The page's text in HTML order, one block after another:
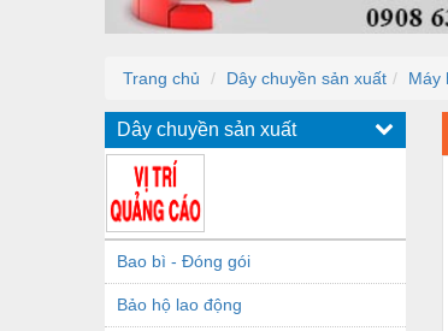
Trang chủ Dây chuyền sản xuất Máy
Dây chuyền sản xuất
Bao bì - Đóng gói
Bảo hộ lao động